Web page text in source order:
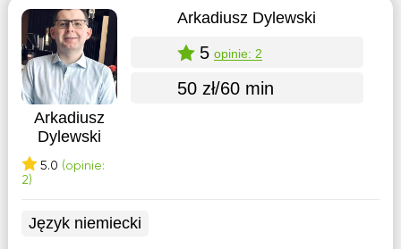
Arkadiusz
Dylewski
5.0 (opinie:
2)
Arkadiusz Dylewski
5 opinie: 2
50 zł/60 min
Język niemiecki